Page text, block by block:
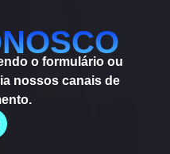
o formulário ou
nossos canais de